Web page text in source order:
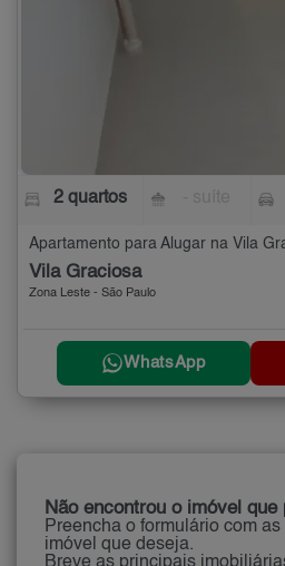
2 quartos
Vila Graciosa
Zona Leste - São Paulo
WhatsApp
Não encontrou o imóvel que
Preencha o formulário com
imóvel que deseja.
Breve as principais